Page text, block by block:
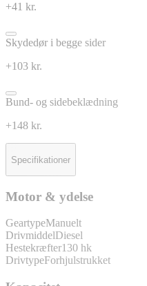
+41 kr.
Skydedør i begge sider
+103 kr.
Bund- og sidebeklædning
+148 kr.
Specifikationer
Motor & ydelse
GeartypeManuelt
DrivmiddelDiesel
Hestekræfter130 hk
DrivtypeForhjulstrukket